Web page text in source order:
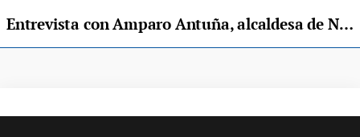
Entrevista con Amparo Antuña, alcaldesa de Noreña: «Es la oportunidad de conocer nuestra historia»